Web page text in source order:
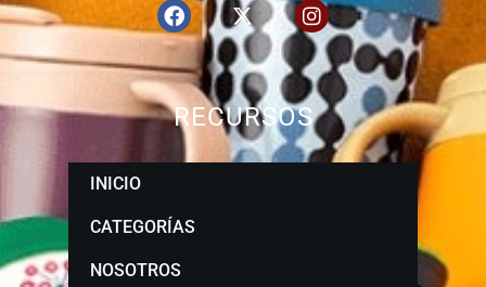
RECURSOS
INICIO
CATEGORÍAS
NOSOTROS